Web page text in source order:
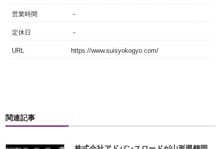
営業時間 －
定休日 －
URL https://www.suisyokogyo.com/
関連記事